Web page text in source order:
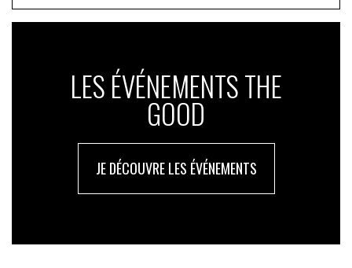
LES ÉVÉNEMENTS THE
GOOD
JE DÉCOUVRE LES ÉVÉNEMENTS